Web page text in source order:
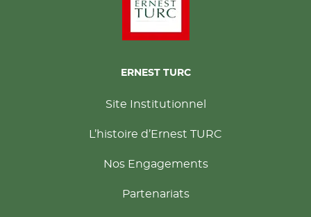
ERNEST TURC
Site Institutionnel
L’histoire d’Ernest TURC
Nos Engagements
Partenariats